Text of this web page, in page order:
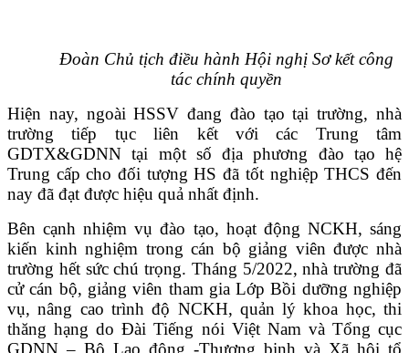
Đoàn Chủ tịch điều hành Hội nghị Sơ kết công
tác chính quyền
Hiện nay, ngoài HSSV đang đào tạo tại trường, nhà
trường tiếp tục liên kết với các Trung tâm
GDTX&GDNN tại một số địa phương đào tạo hệ
Trung cấp cho đối tượng HS đã tốt nghiệp THCS đến
nay đã đạt được hiệu quả nhất định.
Bên cạnh nhiệm vụ đào tạo, hoạt động NCKH, sáng
kiến kinh nghiệm trong cán bộ giảng viên được nhà
trường hết sức chú trọng. Tháng 5/2022, nhà trường đã
cử cán bộ, giảng viên tham gia Lớp Bồi dưỡng nghiệp
vụ, nâng cao trình độ NCKH, quản lý khoa học, thi
thăng hạng do Đài Tiếng nói Việt Nam và Tổng cục
GDNN – Bộ Lao động -Thương binh và Xã hội tổ